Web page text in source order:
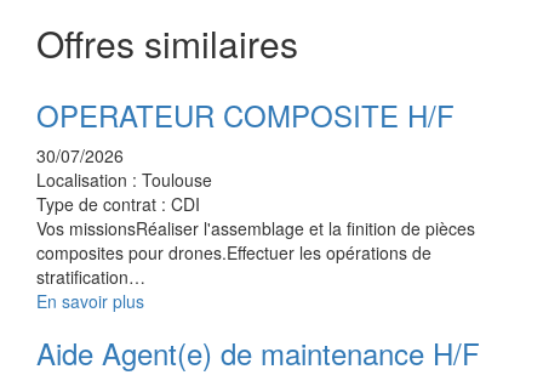
Offres similaires
OPERATEUR COMPOSITE H/F
30/07/2026
Localisation : Toulouse
Type de contrat : CDI
Vos missionsRéaliser l'assemblage et la finition de pièces
composites pour drones.Effectuer les opérations de
stratification…
En savoir plus
Aide Agent(e) de maintenance H/F